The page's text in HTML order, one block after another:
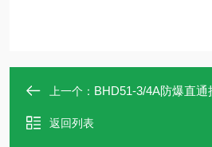
上一个： BHD51-3/4A防爆直
返回列表